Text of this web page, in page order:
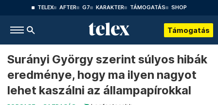
TELEX AFTER G7 KARAKTER TÁMOGATÁS SHOP
Támogatás
Surányi György szerint súlyos hibák
eredménye, hogy ma ilyen nagyot
lehet kaszálni az állampapírokkal